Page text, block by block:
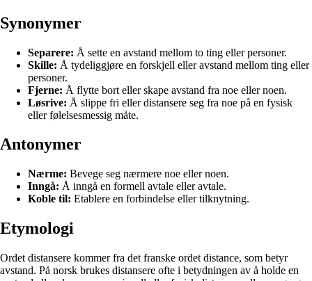
Synonymer
Separere: Å sette en avstand mellom to ting eller personer.
Skille: Å tydeliggjøre en forskjell eller avstand mellom ting eller
personer.
Fjerne: Å flytte bort eller skape avstand fra noe eller noen.
Løsrive: Å slippe fri eller distansere seg fra noe på en fysisk
eller følelsesmessig måte.
Antonymer
Nærme: Bevege seg nærmere noe eller noen.
Inngå: Å inngå en formell avtale eller avtale.
Koble til: Etablere en forbindelse eller tilknytning.
Etymologi
Ordet distansere kommer fra det franske ordet distance, som betyr
avstand. På norsk brukes distansere ofte i betydningen av å holde en